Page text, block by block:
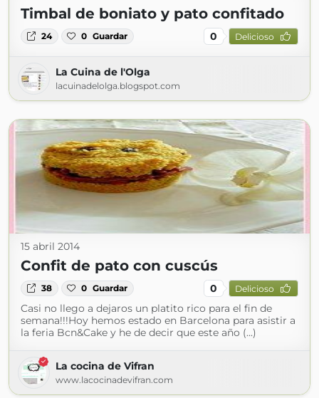
Timbal de boniato y pato confitado
24 0 Guardar 0 Delicioso
La Cuina de l'Olga
lacuinadelolga.blogspot.com
15 abril 2014
Confit de pato con cuscús
38 0 Guardar 0 Delicioso
Casi no llego a dejaros un platito rico para el fin de
semana!!!Hoy hemos estado en Barcelona para asistir a
la feria Bcn&Cake y he de decir que este año (...)
La cocina de Vifran
www.lacocinadevifran.com